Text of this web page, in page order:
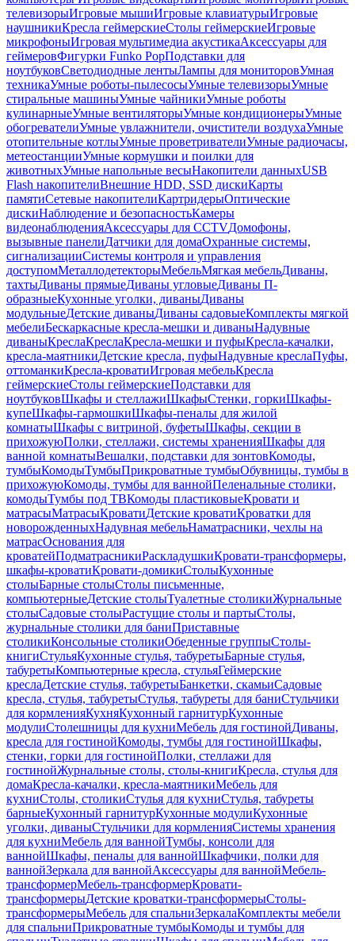
телевизорыИгровые мышиИгровые клавиатурыИгровые
наушникиКресла геймерскиеСтолы геймерскиеИгровые
микрофоныИгровая мультимедиа акустикаАксессуары для
геймеровФигурки Funko PopПодставки для
ноутбуковСветодиодные лентыЛампы для мониторовУмная
техникаУмные роботы-пылесосыУмные телевизорыУмные
стиральные машиныУмные чайникиУмные роботы
кулинарныеУмные вентиляторыУмные кондиционерыУмные
обогревателиУмные увлажнители, очистители воздухаУмные
отопительные котлыУмные проветривателиУмные радиочасы,
метеостанцииУмные кормушки и поилки для
животныхУмные напольные весыНакопители данныхUSB
Flash накопителиВнешние HDD, SSD дискиКарты
памятиСетевые накопителиКартридерыОптические
дискиНаблюдение и безопасностьКамеры
видеонаблюденияАксессуары для CCTVДомофоны,
вызывные панелиДатчики для домаОхранные системы,
сигнализацииСистемы контроля и управления
доступомМеталлодетекторыМебельМягкая мебельДиваны,
тахтыДиваны прямыеДиваны угловыеДиваны П-
образныеКухонные уголки, диваныДиваны
модульныеДетские диваныДиваны садовыеКомплекты мягкой
мебелиБескаркасные кресла-мешки и диваныНадувные
диваныКреслаКреслаКресла-мешки и пуфыКресла-качалки,
кресла-маятникиДетские кресла, пуфыНадувные креслаПуфы,
оттоманкиКресла-кроватиИгровая мебельКресла
геймерскиеСтолы геймерскиеПодставки для
ноутбуковШкафы и стеллажиШкафыСтенки, горкиШкафы-
купеШкафы-гармошкиШкафы-пеналы для жилой
комнатыШкафы с витриной, буфетыШкафы, секции в
прихожуюПолки, стеллажи, системы храненияШкафы для
ванной комнатыВешалки, подставки для зонтовКомоды,
тумбыКомодыТумбыПрикроватные тумбыОбувницы, тумбы в
прихожуюКомоды, тумбы для ваннойПеленальные столики,
комодыТумбы под ТВКомоды пластиковыеКровати и
матрасыМатрасыКроватиДетские кроватиКроватки для
новорожденныхНадувная мебельНаматрасники, чехлы на
матрасОснования для
кроватейПодматрасникиРаскладушкиКровати-трансформеры,
шкафы-кроватиКровати-домикиСтолыКухонные
столыБарные столыСтолы письменные,
компьютерныеДетские столыТуалетные столикиЖурнальные
столыСадовые столыРастущие столы и партыСтолы,
журнальные столики для баниПриставные
столикиКонсольные столикиОбеденные группыСтолы-
книгиСтульяКухонные стулья, табуретыБарные стулья,
табуретыКомпьютерные кресла, стульяГеймерские
креслаДетские стулья, табуретыБанкетки, скамьиСадовые
кресла, стулья, табуретыСтулья, табуреты для баниСтульчики
для кормленияКухняКухонный гарнитурКухонные
модулиСтолешницы для кухниМебель для гостинойДиваны,
кресла для гостинойКомоды, тумбы для гостинойШкафы,
стенки, горки для гостинойПолки, стеллажи для
гостинойЖурнальные столы, столы-книгиКресла, стулья для
домаКресла-качалки, кресла-маятникиМебель для
кухниСтолы, столикиСтулья для кухниСтулья, табуреты
барныеКухонный гарнитурКухонные модулиКухонные
уголки, диваныСтульчики для кормленияСистемы хранения
для кухниМебель для ваннойТумбы, консоли для
ваннойШкафы, пеналы для ваннойШкафчики, полки для
ваннойЗеркала для ваннойАксессуары для ваннойМебель-
трансформерМебель-трансформерКровати-
трансформерыДетские кроватки-трансформерыСтолы-
трансформерыМебель для спальниЗеркалаКомплекты мебели
для спальниПрикроватные тумбыКомоды и тумбы для